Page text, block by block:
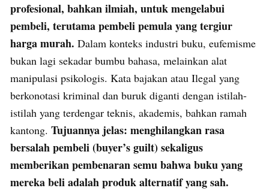
profesional, bahkan ilmiah, untuk mengelabui
pembeli, terutama pembeli pemula yang tergiur
harga murah. Dalam konteks industri buku, eufemisme
bukan lagi sekadar bumbu bahasa, melainkan alat
manipulasi psikologis. Kata bajakan atau Ilegal yang
berkonotasi kriminal dan buruk diganti dengan istilah-
istilah yang terdengar teknis, akademis, bahkan ramah
kantong. Tujuannya jelas: menghilangkan rasa
bersalah pembeli (buyer’s guilt) sekaligus
memberikan pembenaran semu bahwa buku yang
mereka beli adalah produk alternatif yang sah.